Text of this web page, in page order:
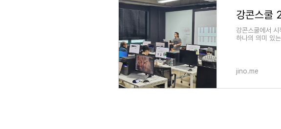
강콘스쿨
강콘스쿨에서
하나의 의미 있
jino.me